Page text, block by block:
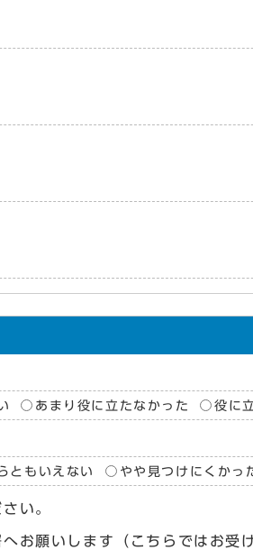
あまり役に立たなかった 役に
ともいえない やや見つけにくかっ
い。
お願いします（こちらではお受